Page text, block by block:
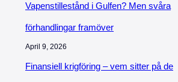
Vapenstillestånd i Gulfen? Men svåra
förhandlingar framöver
April 9, 2026
Finansiell krigföring – vem sitter på de